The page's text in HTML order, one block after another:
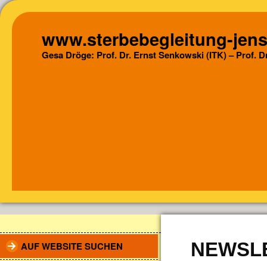
www.sterbebegleitung-
Gesa Dröge: Prof. Dr. Ernst Senkowski (ITK) – Prof.
AUF WEBSITE SUCHEN